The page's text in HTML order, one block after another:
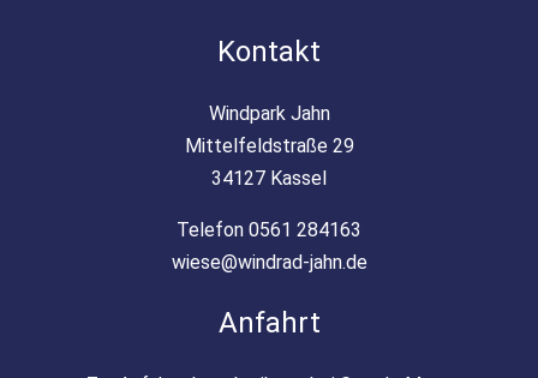
Kontakt
Windpark Jahn
Mittelfeldstraße 29
34127 Kassel
Telefon 0561 284163
wiese@windrad-jahn.de
Anfahrt